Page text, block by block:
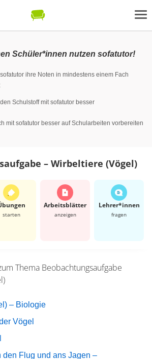
Schüler*innen nutzen sofatutor!
ihre Noten in mindestens einem Fach
Schulstoff mit sofatutor besser
mit sofatutor besser auf Schularbeiten vorbereiten
– Wirbeltiere (Vögel)
starten
Arbeits­blätter
anzeigen
Lehrer*​innen
fragen
Thema Beobachtungsaufgabe
– Biologie
Vögel
den Flug und ans Jagen –